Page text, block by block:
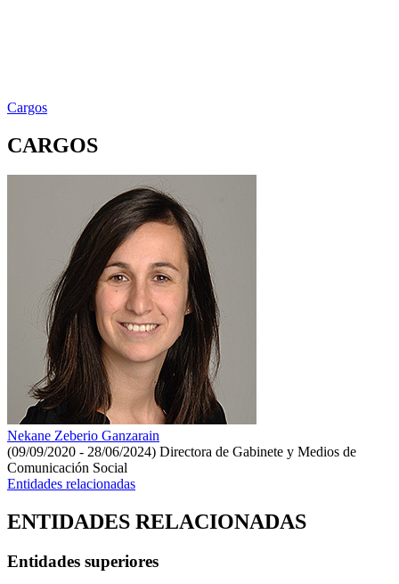
Cargos
CARGOS
Nekane Zeberio Ganzarain
(09/09/2020 - 28/06/2024) Directora de Gabinete y Medios de
Comunicación Social
Entidades relacionadas
ENTIDADES RELACIONADAS
Entidades superiores